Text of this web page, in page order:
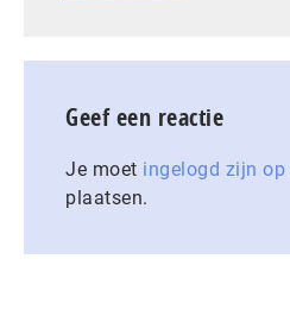
Geef een reactie
Je moet ingelogd zijn op
plaatsen.